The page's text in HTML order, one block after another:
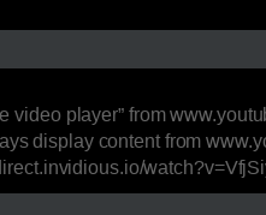
player” from
display content from